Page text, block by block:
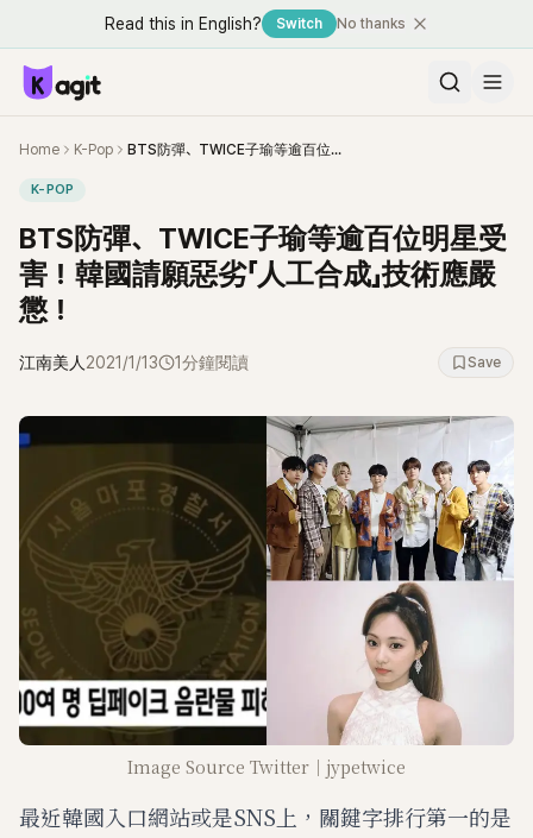
Read this in English? Switch No thanks
Home K-Pop BTS防彈、TWICE子瑜等逾百位明星受害！韓國請願惡劣「人工合成」技術應嚴懲！
K-POP
BTS防彈、TWICE子瑜等逾百位明星受
害！韓國請願惡劣「人工合成」技術應嚴
懲！
江南美人 2021/1/13 1分鐘閱讀 Save
Image Source Twitter｜jypetwice
最近韓國入口網站或是SNS上，關鍵字排行第一的是